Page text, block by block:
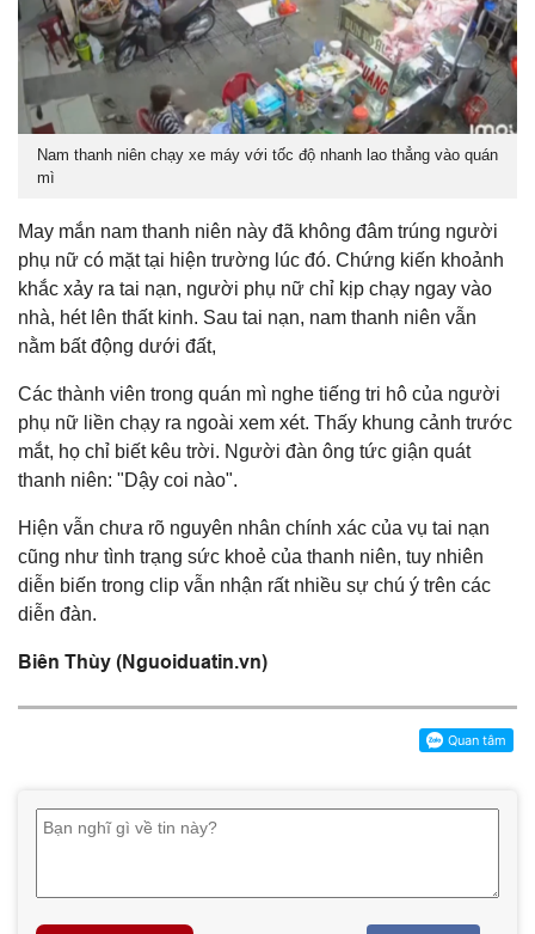
Nam thanh niên chạy xe máy với tốc độ nhanh lao thẳng vào quán
mì
May mắn nam thanh niên này đã không đâm trúng người
phụ nữ có mặt tại hiện trường lúc đó. Chứng kiến khoảnh
khắc xảy ra tai nạn, người phụ nữ chỉ kịp chạy ngay vào
nhà, hét lên thất kinh. Sau tai nạn, nam thanh niên vẫn
nằm bất động dưới đất,
Các thành viên trong quán mì nghe tiếng tri hô của người
phụ nữ liền chạy ra ngoài xem xét. Thấy khung cảnh trước
mắt, họ chỉ biết kêu trời. Người đàn ông tức giận quát
thanh niên: "Dậy coi nào".
Hiện vẫn chưa rõ nguyên nhân chính xác của vụ tai nạn
cũng như tình trạng sức khoẻ của thanh niên, tuy nhiên
diễn biến trong clip vẫn nhận rất nhiều sự chú ý trên các
diễn đàn.
Biên Thùy (Nguoiduatin.vn)